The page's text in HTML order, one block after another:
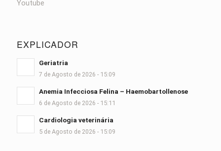
Youtube
EXPLICADOR
Geriatria
7 de Agosto de 2026 - 15:09
Anemia Infecciosa Felina – Haemobartollenose
6 de Agosto de 2026 - 15:11
Cardiologia veterinária
5 de Agosto de 2026 - 15:09